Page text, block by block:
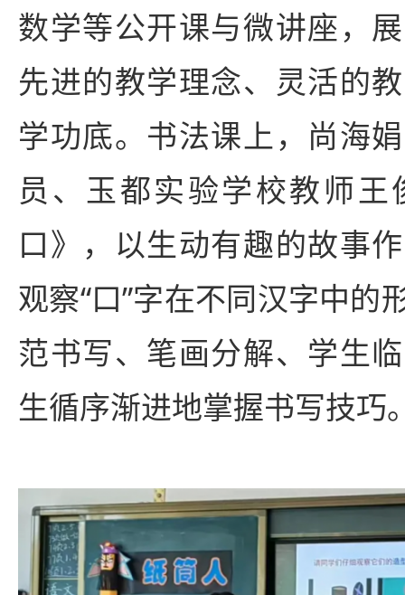
数学等公开课与微讲座，
先进的教学理念、灵活的
学功底。书法课上，尚海
员、玉都实验学校教师
口》，以生动有趣的故事
观察“口”字在不同汉字中的
范书写、笔画分解、学生
生循序渐进地掌握书写技巧